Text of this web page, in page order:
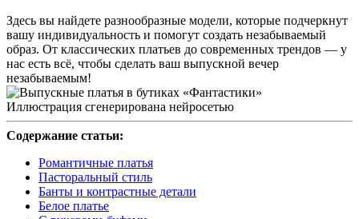
Здесь вы найдете разнообразные модели, которые подчеркнут
вашу индивидуальность и помогут создать незабываемый
образ. От классических платьев до современных трендов — у
нас есть всё, чтобы сделать ваш выпускной вечер
незабываемым!
Иллюстрация сгенерирована нейросетью
Содержание статьи:
Романтичные платья
Пасторальный стиль
Банты и контрастные детали
Белое платье